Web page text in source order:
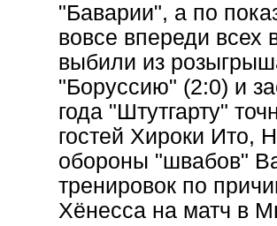
"Баварии", а по
вовсе впереди
выбили из
"Боруссию" (2:0) и
года "Штутгарту"
гостей Хироки Ито,
обороны "швабов"
тренировок по
Хёнесса на матч в